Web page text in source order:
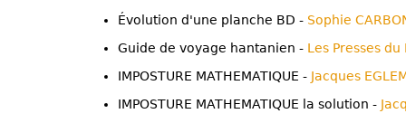
Évolution d'une planche BD - Sophie
Guide de voyage hantanien - Les Presses du
IMPOSTURE MATHEMATIQUE - Jacques
IMPOSTURE MATHEMATIQUE la solution -